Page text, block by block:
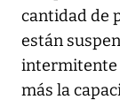
cantidad de
están
intermitente
más la